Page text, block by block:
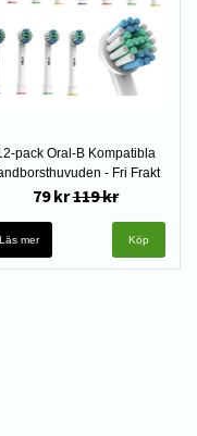
pack Oral-B Kompatibla
- Fri Frakt
79 kr119 kr
Läs mer